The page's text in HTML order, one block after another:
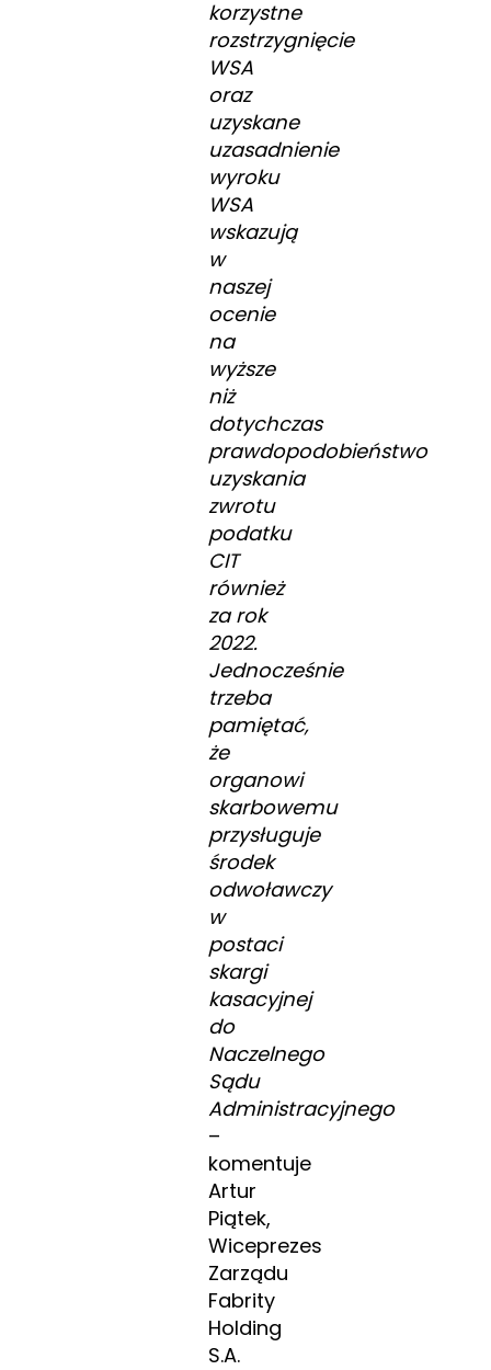
korzystne
rozstrzygnięcie
WSA
oraz
uzyskane
uzasadnienie
wyroku
WSA
wskazują
w
naszej
ocenie
na
wyższe
niż
dotychczas
prawdopodobieństwo
uzyskania
zwrotu
podatku
CIT
również
za rok
2022.
Jednocześnie
trzeba
pamiętać,
że
organowi
skarbowemu
przysługuje
środek
odwoławczy
w
postaci
skargi
kasacyjnej
do
Naczelnego
Sądu
Administracyjnego
–
komentuje
Artur
Piątek,
Wiceprezes
Zarządu
Fabrity
Holding
S.A.